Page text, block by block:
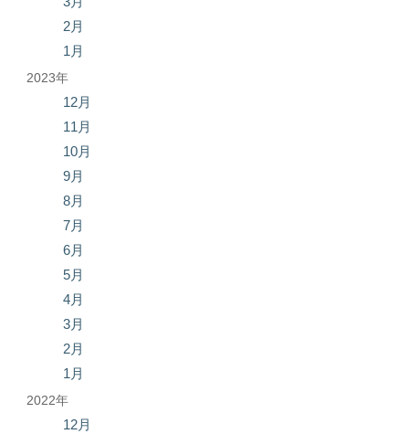
2月
1月
2023年
12月
11月
10月
9月
8月
7月
6月
5月
4月
3月
2月
1月
2022年
12月